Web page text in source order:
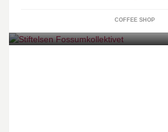
COFFEE SHOP